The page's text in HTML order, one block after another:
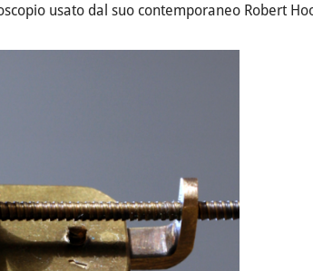
usato dal suo contemporaneo Robert